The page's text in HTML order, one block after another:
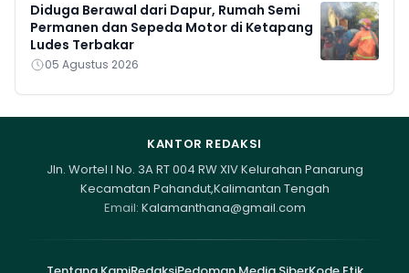
Diduga Berawal dari Dapur, Rumah Semi
Permanen dan Sepeda Motor di Ketapang
Ludes Terbakar
05 Agustus 2026
KANTOR REDAKSI
Jln. Wortel I No. 3A RT 004 RW XIV Kelurahan Panarung
Kecamatan Pahandut,Kalimantan Tengah
Email: Kalamanthana@gmail.com